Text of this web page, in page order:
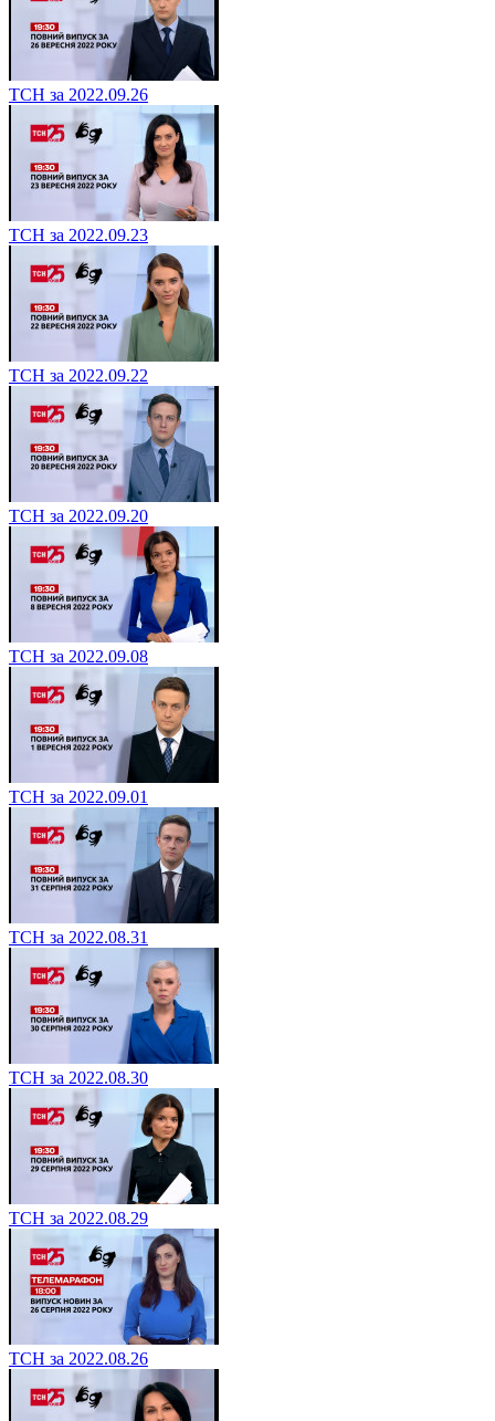
ТСН за 2022.09.26
ТСН за 2022.09.23
ТСН за 2022.09.22
ТСН за 2022.09.20
ТСН за 2022.09.08
ТСН за 2022.09.01
ТСН за 2022.08.31
ТСН за 2022.08.30
ТСН за 2022.08.29
ТСН за 2022.08.26